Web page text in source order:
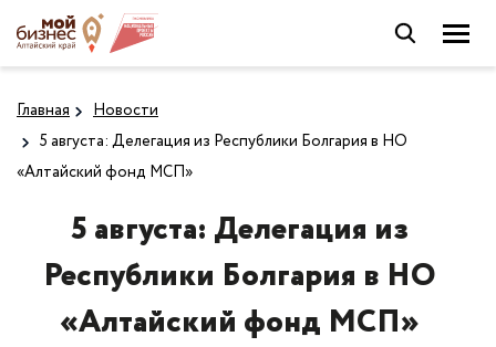
Главная
Новости
5 августа: Делегация из Республики Болгария в НО
«Алтайский фонд МСП»
5 августа: Делегация из
Республики Болгария в НО
«Алтайский фонд МСП»